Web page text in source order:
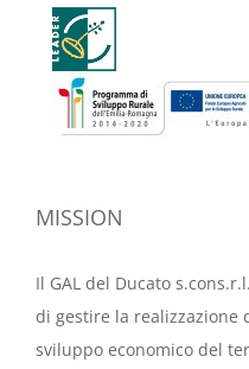
MISSION
Il GAL del Ducato
di gestire la
sviluppo economico del